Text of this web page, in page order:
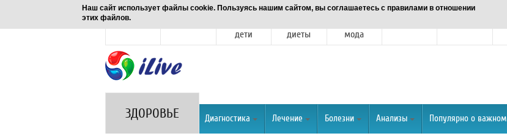
Наш сайт использует файлы cookie. Пользуясь нашим сайтом, вы соглашаетесь с правилами в отношении
этих файлов.Новости
дети
диеты
мода
ЗДОРОВЬЕ Диагностика Лечение Болезни Анализы Популярно о важном